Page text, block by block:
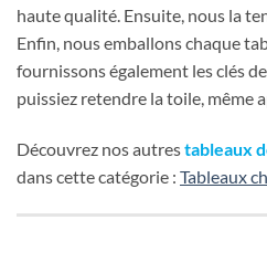
haute qualité. Ensuite, nous la
Enfin, nous emballons chaque
fournissons également les clés
puissiez retendre la toile, même
Découvrez nos autrestableaux
dans cette catégorie : Tableaux